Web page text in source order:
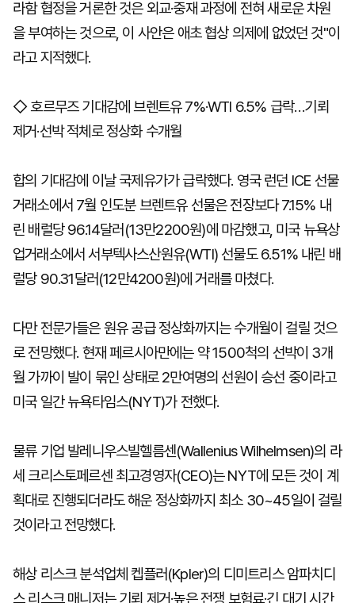
라함 협정을 거론한 것은 외교·중재 과정에 전혀 새로운 차원
을 부여하는 것으로, 이 사안은 애초 협상 의제에 없었던 것"이
라고 지적했다.
◇ 호르무즈 기대감에 브렌트유 7%·WTI 6.5% 급락…기뢰
제거·선박 적체로 정상화 수개월
합의 기대감에 이날 국제유가가 급락했다. 영국 런던 ICE 선물
거래소에서 7월 인도분 브렌트유 선물은 전장보다 7.15% 내
린 배럴당 96.14달러(13만2200원)에 마감했고, 미국 뉴욕상
업거래소에서 서부텍사스산원유(WTI) 선물도 6.51% 내린 배
럴당 90.31달러(12만4200원)에 거래를 마쳤다.
다만 전문가들은 원유 공급 정상화까지는 수개월이 걸릴 것으
로 전망했다. 현재 페르시아만에는 약 1500척의 선박이 3개
월 가까이 발이 묶인 상태로 2만여명의 선원이 승선 중이라고
미국 일간 뉴욕타임스(NYT)가 전했다.
물류 기업 발레니우스빌헬름센(Wallenius Wilhelmsen)의 라
세 크리스토페르센 최고경영자(CEO)는 NYT에 모든 것이 계
획대로 진행되더라도 해운 정상화까지 최소 30~45일이 걸릴
것이라고 전망했다.
해상 리스크 분석업체 켑플러(Kpler)의 디미트리스 암파치디
스 리스크 매니저는 기뢰 제거·높은 전쟁 보험료·긴 대기 시간